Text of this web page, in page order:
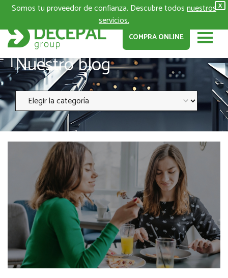
X
Somos tu proveedor de confianza. Descubre todosnuestros
servicios.
COMPRA ONLINE
Nuestro blog